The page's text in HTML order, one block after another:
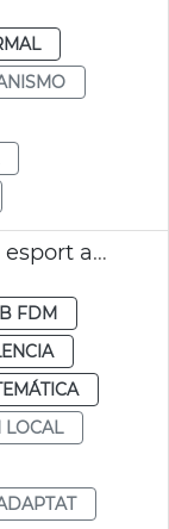
Licitació obres millora centre esport adaptat i natació La Petxina València
FDM
LOCAL